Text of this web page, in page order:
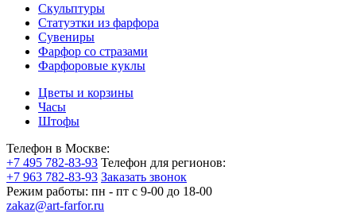
Скульптуры
Статуэтки из фарфора
Сувениры
Фарфор со стразами
Фарфоровые куклы
Цветы и корзины
Часы
Штофы
Телефон в Москве:
+7 495 782-83-93 Телефон для регионов:
+7 963 782-83-93 Заказать звонок
Режим работы: пн - пт c 9-00 до 18-00
zakaz@art-farfor.ru